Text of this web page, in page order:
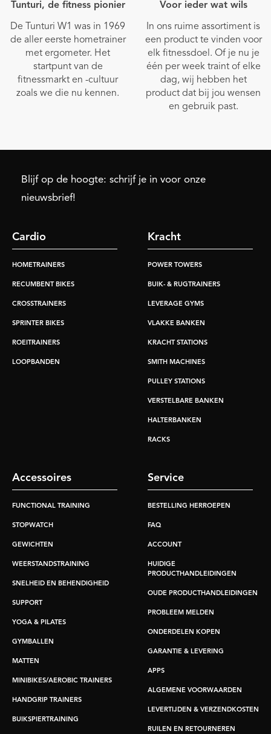
Tunturi, de fitness pionier
De Tunturi W1 was in 1969
de aller eerste hometrainer
met ergometer. Het
startpunt van de
fitnessmarkt en -cultuur
zoals we die nu kennen.
Voor ieder wat wils
In ons ruime assortiment is
een product te vinden voor
elk fitnessdoel. Of je nu je
één per week traint of elke
dag, wij hebben het
product dat bij jou wensen
en gebruik past.
Blijf op de hoogte: schrijf je in voor onze
nieuwsbrief!
Cardio
HOMETRAINERS
RECUMBENT BIKES
CROSSTRAINERS
SPRINTER BIKES
ROEITRAINERS
LOOPBANDEN
Kracht
POWER TOWERS
BUIK- & RUGTRAINERS
LEVERAGE GYMS
VLAKKE BANKEN
KRACHT STATIONS
SMITH MACHINES
PULLEY STATIONS
VERSTELBARE BANKEN
HALTERBANKEN
RACKS
Accessoires
FUNCTIONAL TRAINING
STOPWATCH
GEWICHTEN
WEERSTANDSTRAINING
SNELHEID EN BEHENDIGHEID
SUPPORT
YOGA & PILATES
GYMBALLEN
MATTEN
MINIBIKES/AEROBIC TRAINERS
HANDGRIP TRAINERS
BUIKSPIERTRAINING
Service
BESTELLING HERROEPEN
FAQ
ACCOUNT
HUIDIGE
PRODUCTHANDLEIDINGEN
OUDE PRODUCTHANDLEIDINGEN
PROBLEEM MELDEN
ONDERDELEN KOPEN
GARANTIE & LEVERING
APPS
ALGEMENE VOORWAARDEN
LEVERTIJDEN & VERZENDKOSTEN
RUILEN EN RETOURNEREN